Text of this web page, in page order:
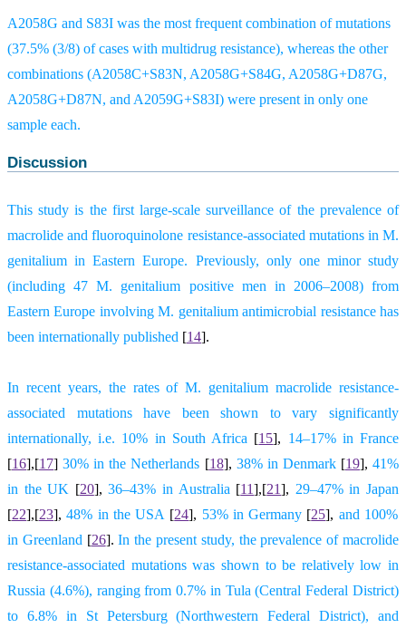
A2058G and S83I was the most frequent combination of mutations
(37.5% (3/8) of cases with multidrug resistance), whereas the other
combinations (A2058C+S83N, A2058G+S84G, A2058G+D87G,
A2058G+D87N, and A2059G+S83I) were present in only one
sample each.
Discussion
This study is the first large-scale surveillance of the prevalence of
macrolide and fluoroquinolone resistance-associated mutations in M.
genitalium in Eastern Europe. Previously, only one minor study
(including 47 M. genitalium positive men in 2006–2008) from
Eastern Europe involving M. genitalium antimicrobial resistance has
been internationally published [14].
In recent years, the rates of M. genitalium macrolide resistance-
associated mutations have been shown to vary significantly
internationally, i.e. 10% in South Africa [15], 14–17% in France
[16],[17]30% in the Netherlands [18], 38% in Denmark[19],41%
in the UK [20],36–43% in Australia [11],[21], 29–47% in Japan
[22],[23],48% in the USA [24], 53% in Germany [25], and 100%
in Greenland [26].In the present study, the prevalence of macrolide
resistance-associated mutations was shown to be relatively low in
Russia (4.6%), ranging from 0.7% in Tula (Central Federal District)
to 6.8% in St Petersburg (Northwestern Federal District), and